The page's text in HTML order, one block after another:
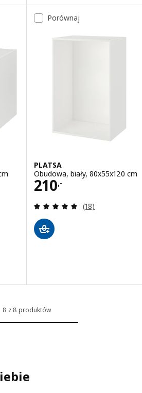
z 5 gwiazdki. Łączna liczba recenzji:
80x40x60 cm
Porównaj
PLATSA
Obudowa, biały, 80x55x120 cm
210,-
Cena 210,-
Recenzja: 4.9
(18)
8 z 8 produktów